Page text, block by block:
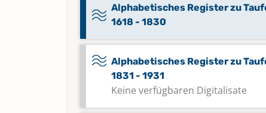
Alphabetisches Register zu
1618 - 1830
Alphabetisches Register zu
1831 - 1931
Keine verfügbaren Digitalisate